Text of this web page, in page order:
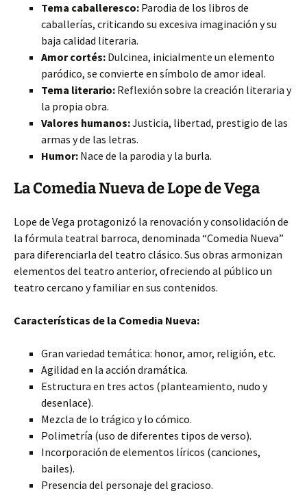
Tema caballeresco: Parodia de los libros de
caballerías, criticando su excesiva imaginación y su
baja calidad literaria.
Amor cortés: Dulcinea, inicialmente un elemento
paródico, se convierte en símbolo de amor ideal.
Tema literario: Reflexión sobre la creación literaria y
la propia obra.
Valores humanos:Justicia, libertad, prestigio de las
armas y de las letras.
Humor: Nace de la parodia y la burla.
La Comedia Nueva de Lope de Vega
Lope de Vega protagonizó la renovación y consolidación de
la fórmula teatral barroca, denominada “Comedia Nueva”
para diferenciarla del teatro clásico. Sus obras armonizan
elementos del teatro anterior, ofreciendo al público un
teatro cercano y familiar en sus contenidos.
Características de la Comedia Nueva:
Gran variedad temática: honor, amor, religión, etc.
Agilidad en la acción dramática.
Estructura en tres actos (planteamiento, nudo y
desenlace).
Mezcla de lo trágico y lo cómico.
Polimetría (uso de diferentes tipos de verso).
Incorporación de elementos líricos (canciones,
bailes).
Presencia del personaje del gracioso.